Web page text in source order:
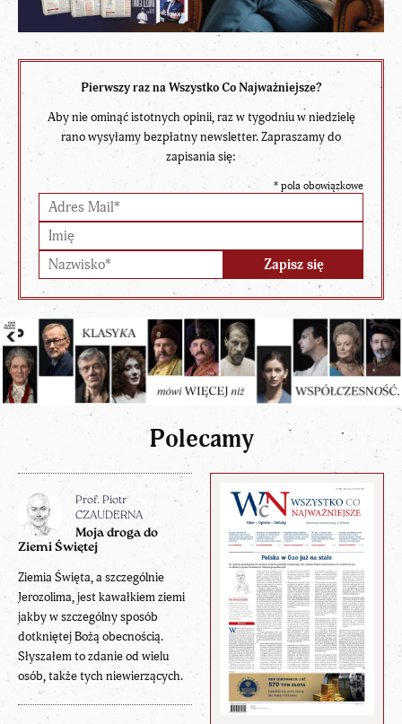
Pierwszy raz na Wszystko Co Najważniejsze?
Aby nie ominąć istotnych opinii, raz w tygodniu w niedzielę
rano wysyłamy bezpłatny newsletter. Zapraszamy do
zapisania się:
* pola obowiązkowe
Polecamy
Prof. Piotr
CZAUDERNA
Moja droga do
Ziemi Świętej
Ziemia Święta, a szczególnie
Jerozolima, jest kawałkiem ziemi
jakby w szczególny sposób
dotkniętej Bożą obecnością.
Słyszałem to zdanie od wielu
osób, także tych niewierzących.